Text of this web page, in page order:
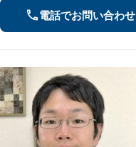
電話でお問い合わせ